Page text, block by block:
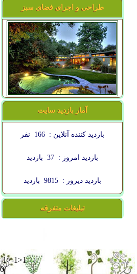
طراحی و اجرای فضای سبز
آمار بازدید سایت
بازدید کننده آنلاین : 166 نفر
بازدید امروز : 37 بازدید
بازدید دیروز : 9815 بازدید
تبلیغات متفرقه
-1>-1>1
0